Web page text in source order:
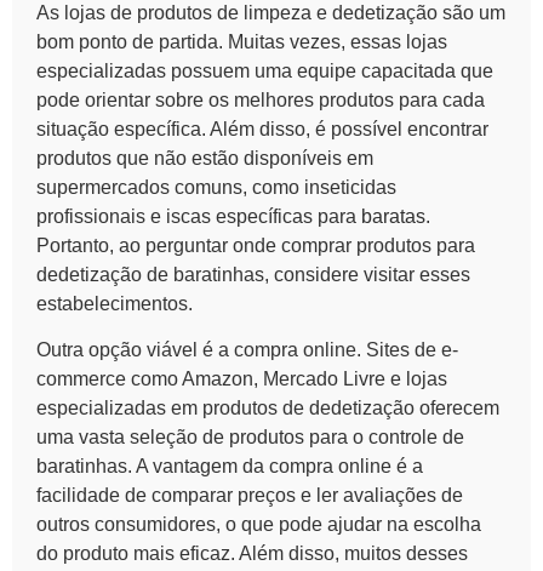
As lojas de produtos de limpeza e dedetização são um
bom ponto de partida. Muitas vezes, essas lojas
especializadas possuem uma equipe capacitada que
pode orientar sobre os melhores produtos para cada
situação específica. Além disso, é possível encontrar
produtos que não estão disponíveis em
supermercados comuns, como inseticidas
profissionais e iscas específicas para baratas.
Portanto, ao perguntar onde comprar produtos para
dedetização de baratinhas, considere visitar esses
estabelecimentos.
Outra opção viável é a compra online. Sites de e-
commerce como Amazon, Mercado Livre e lojas
especializadas em produtos de dedetização oferecem
uma vasta seleção de produtos para o controle de
baratinhas. A vantagem da compra online é a
facilidade de comparar preços e ler avaliações de
outros consumidores, o que pode ajudar na escolha
do produto mais eficaz. Além disso, muitos desses